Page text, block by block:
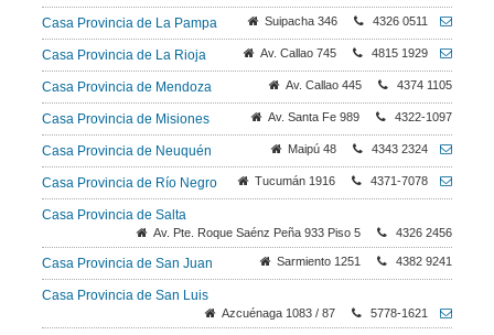
Casa Provincia de La Pampa Suipacha 346 4326 0511
Casa Provincia de La Rioja Av. Callao 745 4815 1929
Casa Provincia de Mendoza Av. Callao 445 4374 1105
Casa Provincia de Misiones Av. Santa Fe 989 4322-1097
Casa Provincia de Neuquén Maipú 48 4343 2324
Casa Provincia de Río Negro Tucumán 1916 4371-7078
Casa Provincia de Salta
Av. Pte. Roque Saénz Peña 933 Piso 5 4326 2456
Casa Provincia de San Juan Sarmiento 1251 4382 9241
Casa Provincia de San Luis
Azcuénaga 1083 / 87 5778-1621